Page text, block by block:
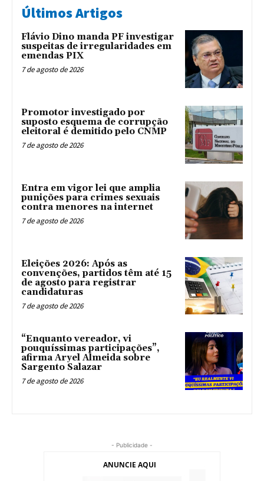
Últimos Artigos
Flávio Dino manda PF investigar
suspeitas de irregularidades em
emendas PIX
7 de agosto de 2026
Promotor investigado por
suposto esquema de corrupção
eleitoral é demitido pelo CNMP
7 de agosto de 2026
Entra em vigor lei que amplia
punições para crimes sexuais
contra menores na internet
7 de agosto de 2026
Eleições 2026: Após as
convenções, partidos têm até 15
de agosto para registrar
candidaturas
7 de agosto de 2026
“Enquanto vereador, vi
pouquíssimas participações”,
afirma Aryel Almeida sobre
Sargento Salazar
7 de agosto de 2026
- Publicidade -